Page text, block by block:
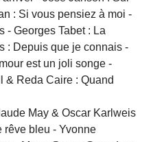
: Si vous pensiez à moi -
- Georges Tabet : La
: Depuis que je connais -
est un joli songe -
& Reda Caire : Quand
May & Oscar Karlweis
rêve bleu - Yvonne